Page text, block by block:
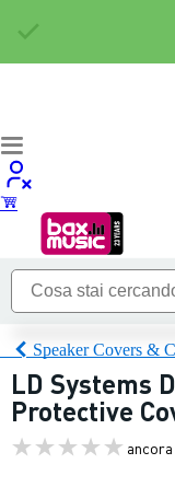
Speaker Covers &
LD Systems
Protective